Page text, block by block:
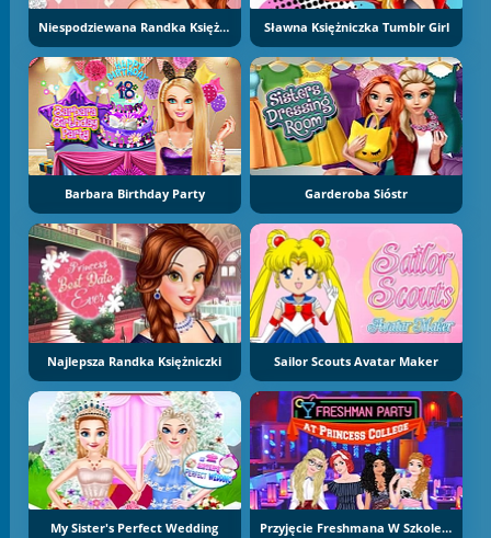
Niespodziewana Randka Księżniczki Sławna Księżniczka Tumblr Girl
Barbara Birthday Party Garderoba Sióstr
Najlepsza Randka Księżniczki Sailor Scouts Avatar Maker
My Sister's Perfect Wedding Przyjęcie Freshmana W Szkole Księżniczek